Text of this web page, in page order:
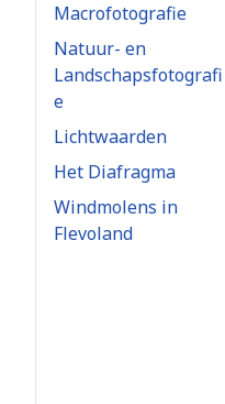
Macrofotografie
Natuur- en
Landschapsfotografi
e
Lichtwaarden
Het Diafragma
Windmolens in
Flevoland